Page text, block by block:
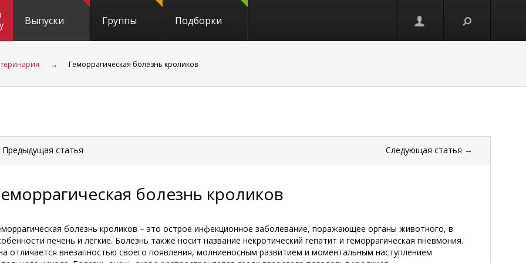
Выпуски Группы Подборки
→ Геморрагическая болезнь кроликов
статья Следующая статья →
болезнь кроликов
болезнь кроликов – это острое инфекционное заболевание, поражающее органы животного, в
печень и лёгкие. Болезнь также носит название некротический гепатит и геморрагическая пневмония.
отличается внезапностью своего появления, молниеносным развитием и моментальным наступлением